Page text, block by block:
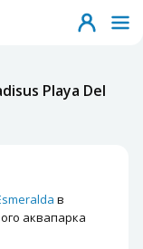
Playa Del
в
аквапарка